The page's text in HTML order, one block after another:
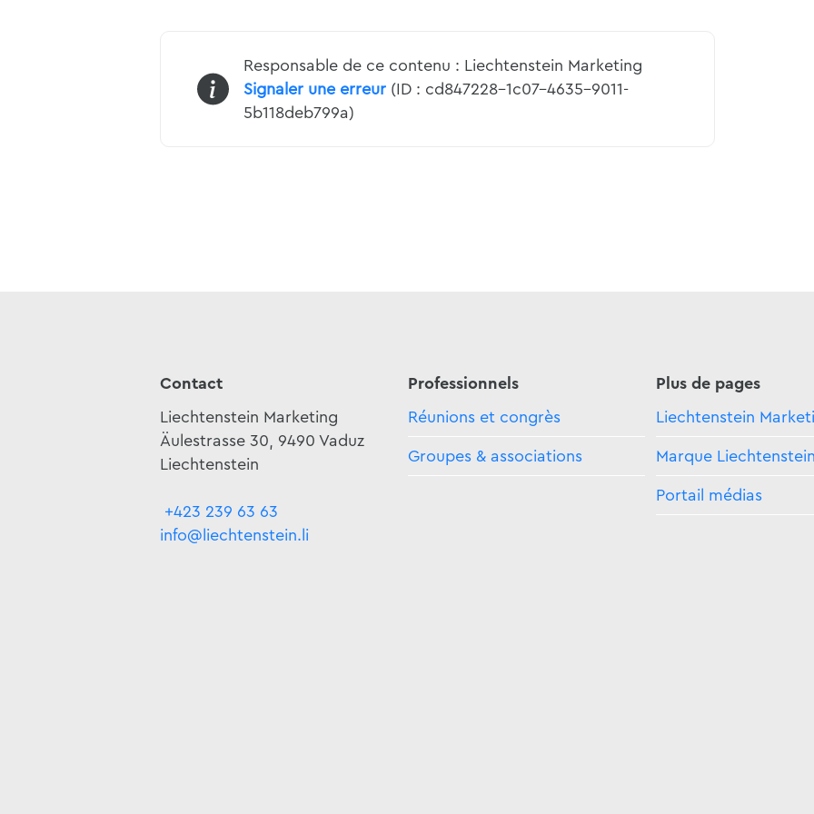
Responsable de ce contenu : Liechtenstein Marketing
Signaler une erreur(ID : cd847228-1c07-4635-9011-
5b118deb799a)
Contact
Liechtenstein Marketing
Äulestrasse 30, 9490 Vaduz
Liechtenstein
+423 239 63 63
info@liechtenstein.li
Professionnels
Réunions et congrès
Groupes & associations
Plus de pages
Liechtenstein
Marque Liechtenstein
Portail médias